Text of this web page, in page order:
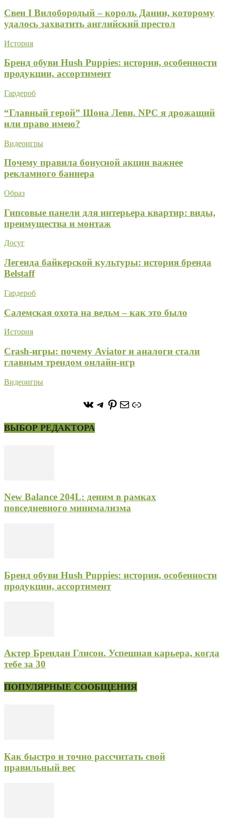
Свен I Вилобородый – король Дании, которому
удалось захватить английский престол
История
Бренд обуви Hush Puppies: история, особенности
продукции, ассортимент
Гардероб
“Главный герой” Шона Леви. NPC я дрожащий
или право имею?
Видеоигры
Почему правила бонусной акции важнее
рекламного баннера
Образ
Гипсовые панели для интерьера квартир: виды,
преимущества и монтаж
Досуг
Легенда байкерской культуры: история бренда
Belstaff
Гардероб
Салемская охота на ведьм – как это было
История
Crash-игры: почему Aviator и аналоги стали
главным трендом онлайн-игр
Видеоигры
https://vk.com/
https://t.me/stoneforest
https://
ПочтаСсылка
ВЫБОР РЕДАКТОРА
New Balance 204L: деним в рамках
повседневного минимализма
Бренд обуви Hush Puppies: история, особенности
продукции, ассортимент
Актер Брендан Глисон. Успешная карьера, когда
тебе за 30
ПОПУЛЯРНЫЕ СООБЩЕНИЯ
Как быстро и точно рассчитать свой
правильный вес